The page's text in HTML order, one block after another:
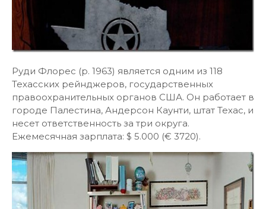
Руди Флорес (р. 1963) является одним из 118
Техасских рейнджеров, государственных
правоохранительных органов США. Он работает в
городе Палестина, Андерсон Каунти, штат Техас, и
несет ответственность за три округа.
Ежемесячная зарплата: $ 5.000 (€ 3720).